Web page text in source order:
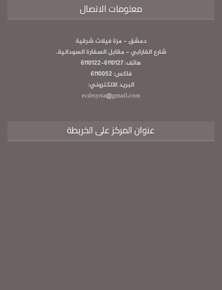
معلومات الاتصال
دمشق - مزة فيلات شرقية
شارع الفارابي - مقابل السفارة السودانية.
هاتف: 6110127-6110122
فاكس: 6110052
البريد الالكتروني:
ecdrsyria@gmail.com
عنوان المركز على الخريطة